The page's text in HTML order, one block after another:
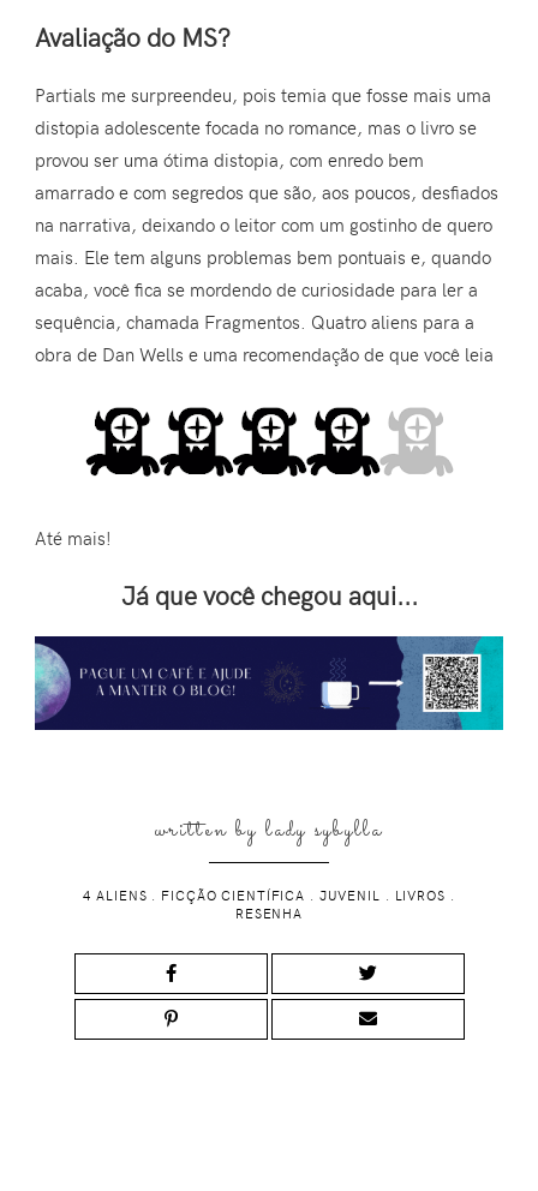
Avaliação do MS?
Partials me surpreendeu, pois temia que fosse mais uma
distopia adolescente focada no romance, mas o livro se
provou ser uma ótima distopia, com enredo bem
amarrado e com segredos que são, aos poucos, desfiados
na narrativa, deixando o leitor com um gostinho de quero
mais. Ele tem alguns problemas bem pontuais e, quando
acaba, você fica se mordendo de curiosidade para ler a
sequência, chamada Fragmentos. Quatro aliens para a
obra de Dan Wells e uma recomendação de que você leia
Até mais!
Já que você chegou aqui...
written bylady sybylla
4 ALIENS FICÇÃO CIENTÍFICA JUVENIL LIVROS
RESENHA